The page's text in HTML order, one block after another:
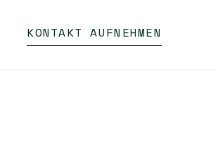
KONTAKT AUFNEHMEN